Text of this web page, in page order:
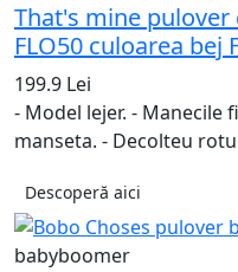
That's mine
FLO50 culoarea bej
199.9 Lei
- Model lejer. - Manecile
manseta. - Decolteu
Descoperă aici
babyboomer